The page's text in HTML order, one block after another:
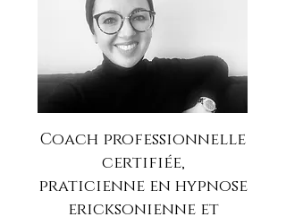
Coach professionnelle
certifiée,
praticienne en hypnose
ericksonienne et